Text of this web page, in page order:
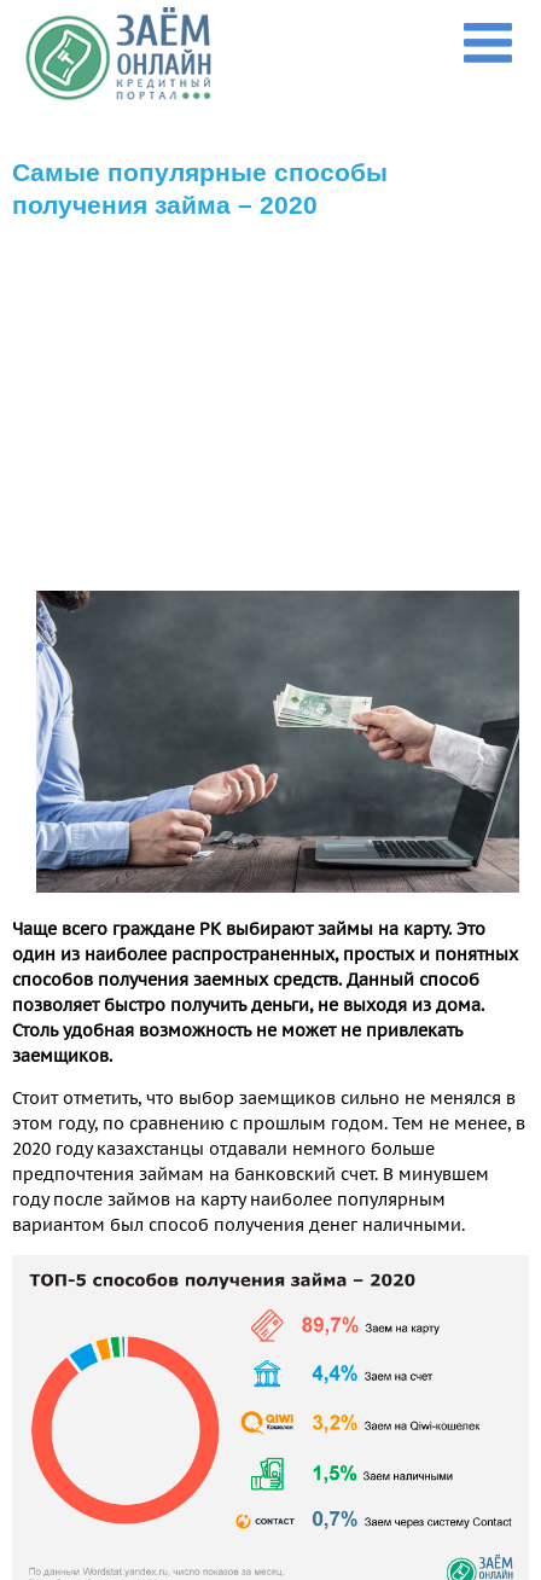
Перейти к основному содержанию
Самые популярные способы
получения займа – 2020
Чаще всего граждане РК выбирают займы на карту. Это
один из наиболее распространенных, простых и понятных
способов получения заемных средств. Данный способ
позволяет быстро получить деньги, не выходя из дома.
Столь удобная возможность не может не привлекать
заемщиков.
Стоит отметить, что выбор заемщиков сильно не менялся в
этом году, по сравнению с прошлым годом. Тем не менее, в
2020 году казахстанцы отдавали немного больше
предпочтения займам на банковский счет. В минувшем
году после займов на карту наиболее популярным
вариантом был способ получения денег наличными.